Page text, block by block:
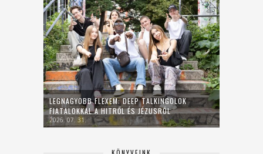
LEGNAGYOBB FLEXEM: DEEP TALKINGOLOK
FIATALOKKAL A HITRŐL ÉS JÉZUSRÓL
2026. 07. 31.